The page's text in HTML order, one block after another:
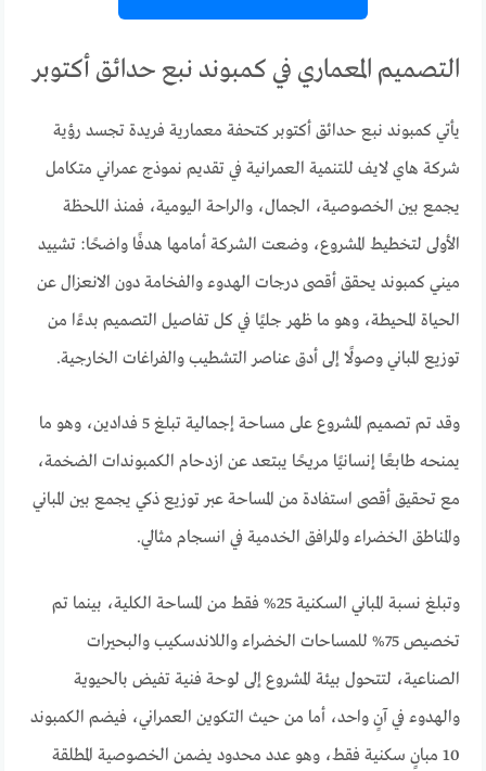
التصميم المعماري في كمبوند نبع حدائق أكتوبر
يأتي كمبوند نبع حدائق أكتوبر كتحفة معمارية فريدة تجسد رؤية
شركة هاي لايف للتنمية العمرانية في تقديم نموذج عمراني متكامل
يجمع بين الخصوصية، الجمال، والراحة اليومية، فمنذ اللحظة
الأولى لتخطيط المشروع، وضعت الشركة أمامها هدفًا واضحًا: تشييد
ميني كمبوند يحقق أقصى درجات الهدوء والفخامة دون الانعزال عن
الحياة المحيطة، وهو ما ظهر جليًا في كل تفاصيل التصميم بدءًا من
توزيع المباني وصولًا إلى أدق عناصر التشطيب والفراغات الخارجية.
وقد تم تصميم المشروع على مساحة إجمالية تبلغ 5 فدادين، وهو ما
يمنحه طابعًا إنسانيًا مريحًا يبتعد عن ازدحام الكمبوندات الضخمة،
مع تحقيق أقصى استفادة من المساحة عبر توزيع ذكي يجمع بين المباني
والمناطق الخضراء والمرافق الخدمية في انسجام مثالي.
وتبلغ نسبة المباني السكنية 25% فقط من المساحة الكلية، بينما تم
تخصيص 75% للمساحات الخضراء واللاندسكيب والبحيرات
الصناعية، لتتحول بيئة المشروع إلى لوحة فنية تفيض بالحيوية
والهدوء في آنٍ واحد، أما من حيث التكوين العمراني، فيضم الكمبوند
10 مبانٍ سكنية فقط، وهو عدد محدود يضمن الخصوصية المطلقة